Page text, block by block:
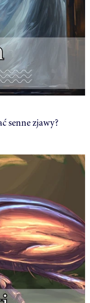
senne zjawy?